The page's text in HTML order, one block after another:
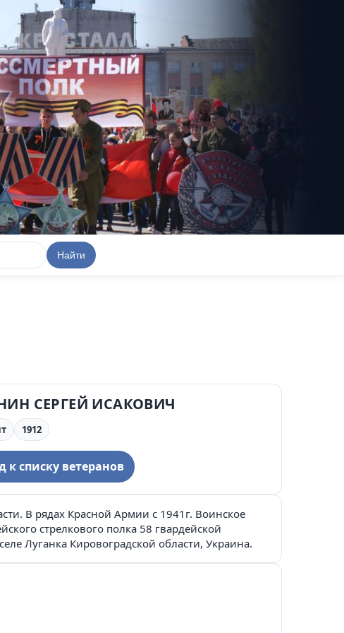
Найти
СЕРГЕЙ ИСАКОВИЧ
1912
к списку ветеранов
В рядах Красной Армии с 1941г. Воинское
стрелкового полка 58 гвардейской
Луганка Кировоградской области, Украина.